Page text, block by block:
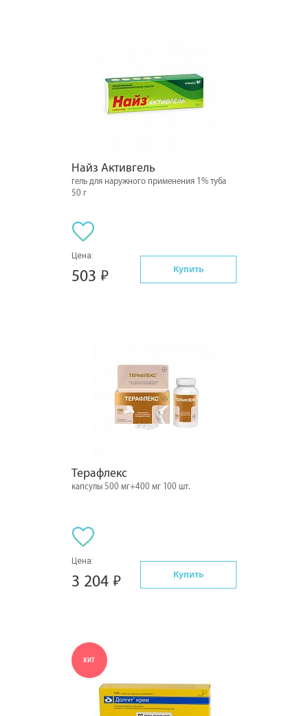
Найз Активгель
гель для наружного применения 1% туба
50 г
Цена:
503 Купить
Терафлекс
капсулы 500 мг+400 мг 100 шт.
Цена:
3 204 Купить
ХИТ